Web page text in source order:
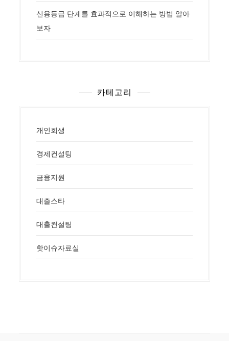
신용등급 단계를 효과적으로 이해하는 방법 알아
보자
카테고리
개인회생
경제컨설팅
금융지원
대출스타
대출컨설팅
핫이슈자료실